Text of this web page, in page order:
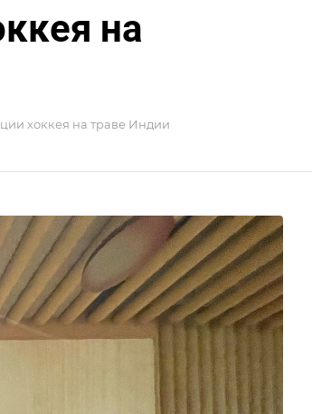
на
хоккея на траве Индии